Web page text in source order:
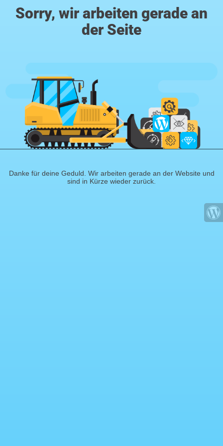
Sorry, wir arbeiten gerade an
der Seite
Danke für deine Geduld. Wir arbeiten gerade an der Website und
sind in Kürze wieder zurück.